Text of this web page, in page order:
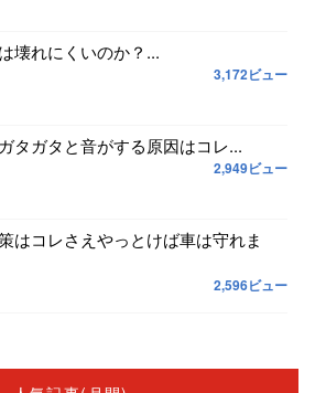
壊れにくいのか？...
3,172ビュー
タガタと音がする原因はコレ...
2,949ビュー
はコレさえやっとけば車は守れま
2,596ビュー